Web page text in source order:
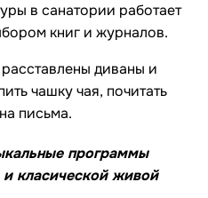
в санатории работает
книг и журналов.
диваны и
чашку чая, почитать
письма.
программы
класической живой